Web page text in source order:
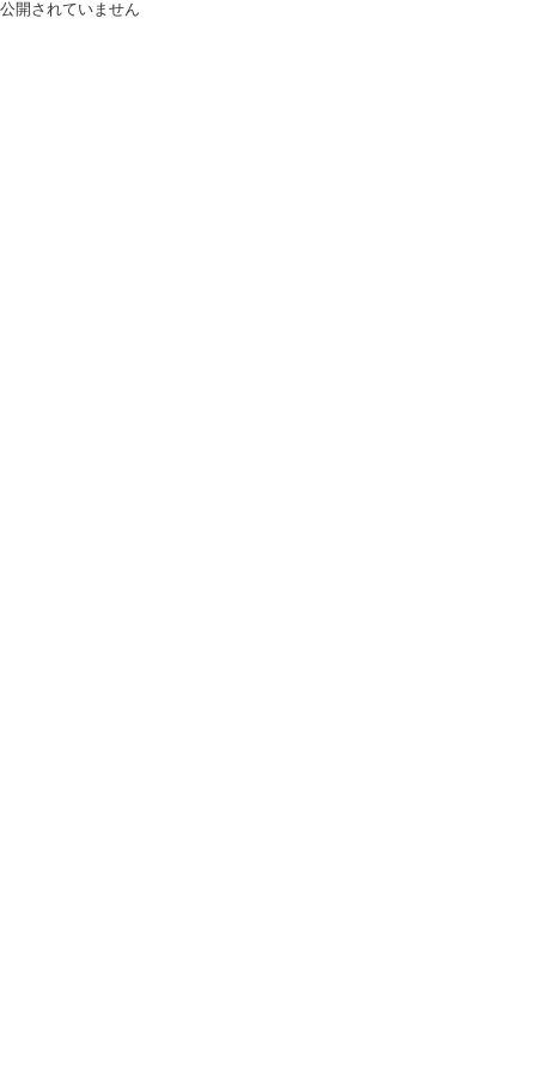
公開されていません